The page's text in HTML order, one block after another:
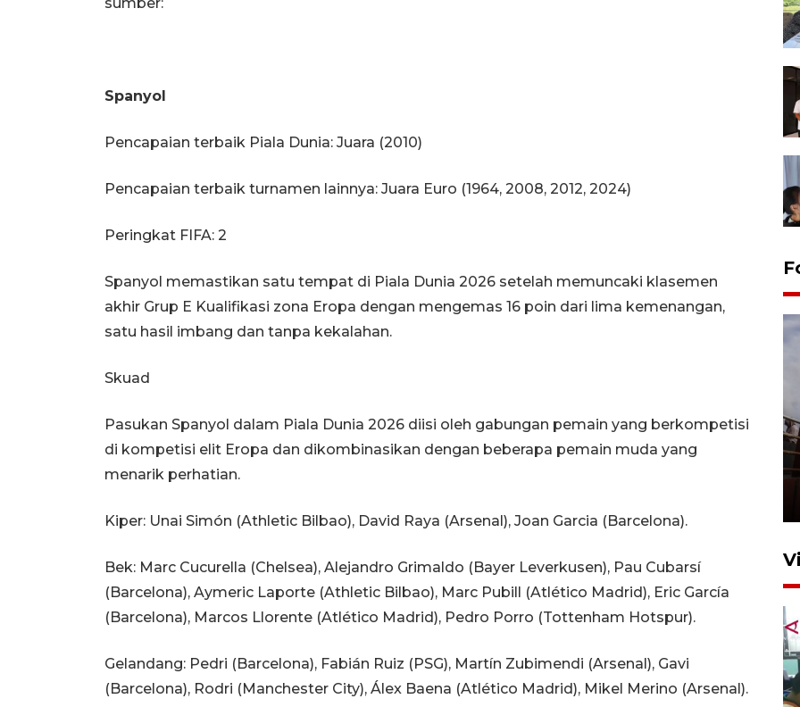
Spanyol
Pencapaian terbaik Piala Dunia: Juara (2010)
Pencapaian terbaik turnamen lainnya: Juara Euro (1964, 2008, 2012, 2024)
Peringkat FIFA: 2
Spanyol memastikan satu tempat di Piala Dunia 2026 setelah memuncaki klasemen
akhir Grup E Kualifikasi zona Eropa dengan mengemas 16 poin dari lima kemenangan,
satu hasil imbang dan tanpa kekalahan.
Skuad
Pasukan Spanyol dalam Piala Dunia 2026 diisi oleh gabungan pemain yang berkompetisi
di kompetisi elit Eropa dan dikombinasikan dengan beberapa pemain muda yang
menarik perhatian.
Kiper: Unai Simón (Athletic Bilbao), David Raya (Arsenal), Joan Garcia (Barcelona).
Bek: Marc Cucurella (Chelsea), Alejandro Grimaldo (Bayer Leverkusen), Pau Cubarsí
(Barcelona), Aymeric Laporte (Athletic Bilbao), Marc Pubill (Atlético Madrid), Eric García
(Barcelona), Marcos Llorente (Atlético Madrid), Pedro Porro (Tottenham Hotspur).
Gelandang: Pedri (Barcelona), Fabián Ruiz (PSG), Martín Zubimendi (Arsenal), Gavi
(Barcelona), Rodri (Manchester City), Álex Baena (Atlético Madrid), Mikel Merino (Arsenal).
Unjuk rasa protes penataan